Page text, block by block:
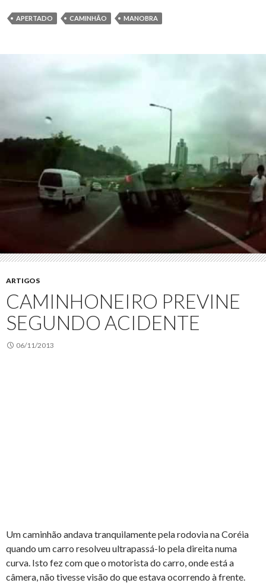
APERTADO CAMINHÃO MANOBRA
ARTIGOS
CAMINHONEIRO PREVINE
SEGUNDO ACIDENTE
06/11/2013
Um caminhão andava tranquilamente pela rodovia na Coréia
quando um carro resolveu ultrapassá-lo pela direita numa
curva. Isto fez com que o motorista do carro, onde está a
câmera, não tivesse visão do que estava ocorrendo à frente.